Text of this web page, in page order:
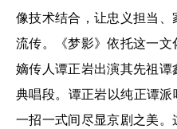
像技术结合，让忠义担当
流传。《梦影》依托这一
嫡传人谭正岩出演其先祖
典唱段。谭正岩以纯正谭派
一招一式间尽显京剧之美